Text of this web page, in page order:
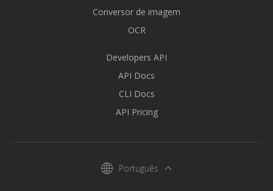
Conversor de imagem
OCR
Developers API
API Docs
CLI Docs
API Pricing
Português